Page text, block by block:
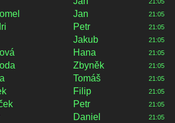
Jan 21:05
Petr 21:05
Jakub 21:05
Hana 21:05
Zbyněk 21:05
Tomáš 21:05
Filip 21:05
Petr 21:05
Daniel 21:05